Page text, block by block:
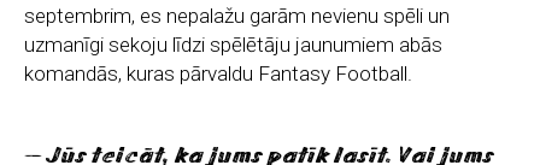
septembrim, es nepalažu garām nevienu spēli un
uzmanīgi sekoju līdzi spēlētāju jaunumiem abās
komandās, kuras pārvaldu Fantasy Football.
— Jūs teicāt, ka jums patīk lasīt. Vai jums